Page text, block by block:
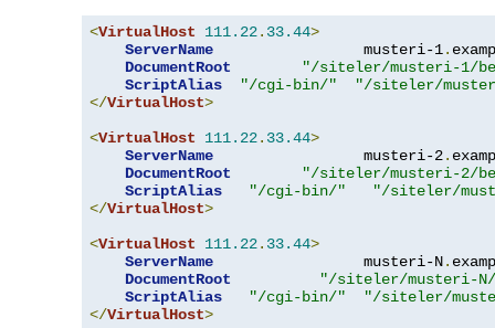
<VirtualHost 111.22. 33.44>
ServerName
                 musteri-1
.
DocumentRoot
"/siteler/musteri-1/
ScriptAlias
"/cgi-bin/"
"/siteler/
</VirtualHost>
<VirtualHost 111.22. 33.44>
ServerName
                 musteri-2
.
DocumentRoot
"/siteler/musteri-2/
ScriptAlias
"/cgi-bin/"
"/siteler/
</VirtualHost>
<VirtualHost 111.22. 33.44>
ServerName
                 musteri-N
.
DocumentRoot
"/siteler/musteri-
ScriptAlias
"/cgi-bin/"
"/siteler/
</VirtualHost>